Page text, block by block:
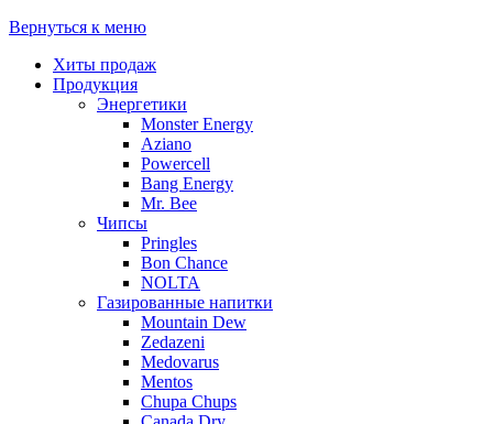
Вернуться к меню
Хиты продаж
Продукция
Энергетики
Monster Energy
Aziano
Powercell
Bang Energy
Mr. Bee
Чипсы
Pringles
Bon Chance
NOLTA
Газированные напитки
Mountain Dew
Zedazeni
Medovarus
Mentos
Chupa Chups